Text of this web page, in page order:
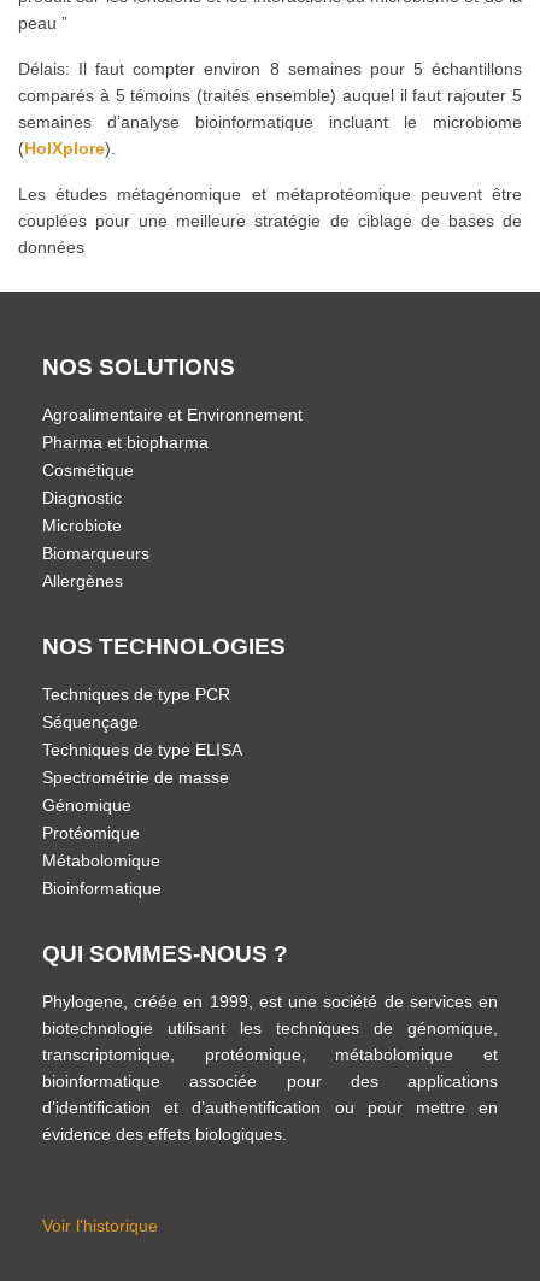
peau ”
Délais: Il faut compter environ 8 semaines pour 5 échantillons
comparés à 5 témoins (traités ensemble) auquel il faut rajouter 5
semaines d’analyse bioinformatique incluant le microbiome
(HolXplore).
Les études métagénomique et métaprotéomique peuvent être
couplées pour une meilleure stratégie de ciblage de bases de
données
NOS SOLUTIONS
Agroalimentaire et Environnement
Pharma et biopharma
Cosmétique
Diagnostic
Microbiote
Biomarqueurs
Allergènes
NOS TECHNOLOGIES
Techniques de type PCR
Séquençage
Techniques de type ELISA
Spectrométrie de masse
Génomique
Protéomique
Métabolomique
Bioinformatique
QUI SOMMES-NOUS ?
Phylogene, créée en 1999, est une société de services en
biotechnologie utilisant les techniques de génomique,
transcriptomique, protéomique, métabolomique et
bioinformatique associée pour des applications
d’identification et d’authentification ou pour mettre en
évidence des effets biologiques.
Voir l'historique